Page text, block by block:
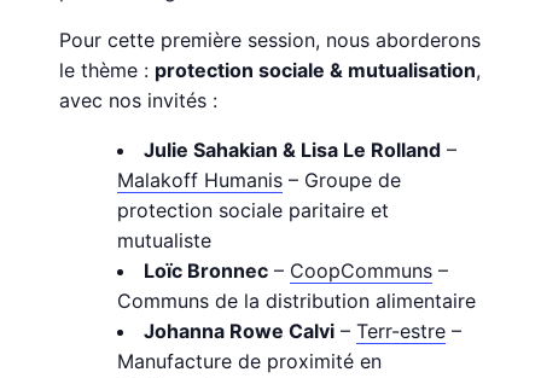
Pour cette première session, nous aborderons
le thème : protection sociale & mutualisation,
avec nos invités :
Julie Sahakian & Lisa Le Rolland –
Malakoff Humanis – Groupe de
protection sociale paritaire et
mutualiste
Loïc Bronnec – CoopCommuns –
Communs de la distribution alimentaire
Johanna Rowe Calvi –Terr-estre –
Manufacture de proximité en